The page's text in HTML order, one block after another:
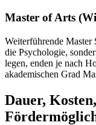
Master of Arts
Weiterführende Master
die Psychologie,
legen, enden je nach
akademischen Grad
Dauer,